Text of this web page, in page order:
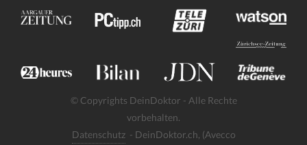
© Copyrights DeinDoktor - Alle Rechte
vorbehalten.
Datenschutz - DeinDoktor.ch, (Avecco